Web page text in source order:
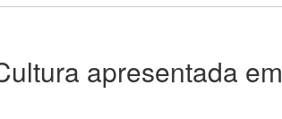
apresentada em